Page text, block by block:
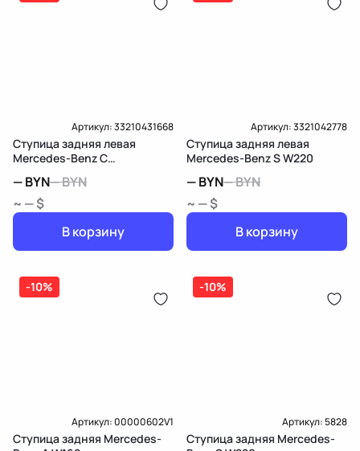
Артикул:33210431668
Ступица задняя левая
Mercedes-Benz C
—BYN—BYN
~ — $
В корзину
Артикул:3321042778
Ступица задняя левая
Mercedes-Benz S W220
—BYN—BYN
~ — $
В корзину
-10%
Артикул:00000602V1
Ступица задняя Mercedes-
-10%
Артикул:5828
Ступица задняя Mercedes-